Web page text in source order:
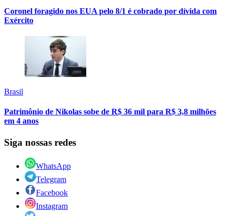
Coronel foragido nos EUA pelo 8/1 é cobrado por dívida com
Exército
Brasil
Patrimônio de Nikolas sobe de R$ 36 mil para R$ 3,8 milhões
em 4 anos
Siga nossas redes
WhatsApp
Telegram
Facebook
Instagram